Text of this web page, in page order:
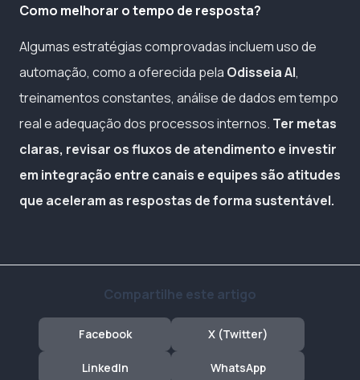
Como melhorar o tempo de resposta?
Algumas estratégias comprovadas incluem uso de
automação, como a oferecida pela Odisseia AI,
treinamentos constantes, análise de dados em tempo
real e adequação dos processos internos. Ter metas
claras, revisar os fluxos de atendimento e investir
em integração entre canais e equipes são atitudes
que aceleram as respostas de forma sustentável.
Compartilhe este artigo
Facebook X (Twitter)
LinkedIn WhatsApp